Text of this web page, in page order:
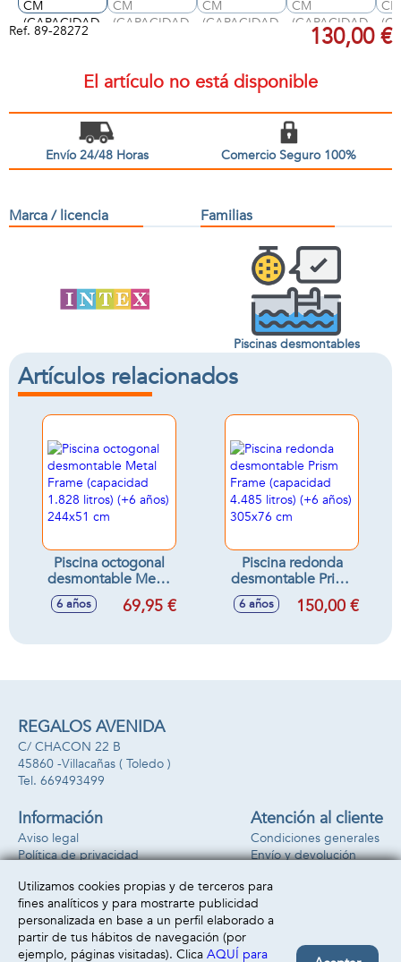
Ref. 89-28272 130,00 €
El artículo no está disponible
Envío 24/48 Horas Comercio Seguro 100%
Marca / licencia Familias
Piscinas desmontables
Artículos relacionados
Piscina octogonal
desmontable Metal
Frame (capacidad
1.828 litros) (+6
6 años 69,95 €
Piscina redonda
desmontable Prism
Frame (capacidad
4.485 litros) (+6
6 años 150,00 €
REGALOS AVENIDA
C/ CHACON 22 B
45860 -Villacañas ( Toledo )
669493499
Información
Aviso legal
Política de privacidad
Atención al cliente
Condiciones generales
Envío y devolución
Formas de pago
Utilizamos cookies propias y de terceros para
fines analíticos y para mostrarte publicidad
personalizada en base a un perfil elaborado a
partir de tus hábitos de navegación (por
ejemplo, páginas visitadas). Clica AQUÍ para